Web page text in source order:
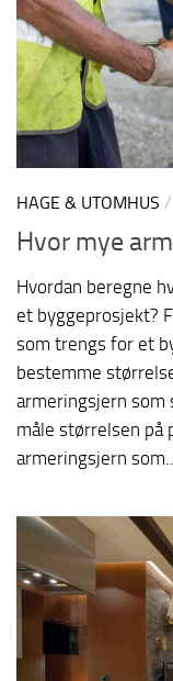
HAGE & UTOMHUS /
Hvor mye
Hvordan beregne
et byggeprosjekt?
som trengs for et
bestemme
armeringsjern som
måle størrelsen på
armeringsjern